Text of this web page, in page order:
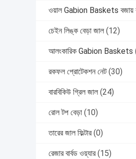
ওয়াল Gabion Baskets বজায়
চেইন লিঙ্ক বেড়া জাল (12)
আলংকারিক Gabion Baskets
রকফল প্রোটেকশন নেট (30)
বারবিকিউ গ্রিল জাল (24)
রোল টপ বেড়া (10)
তারের জাল ফিল্টার (0)
রেজার বার্বড ওয়্যার (15)